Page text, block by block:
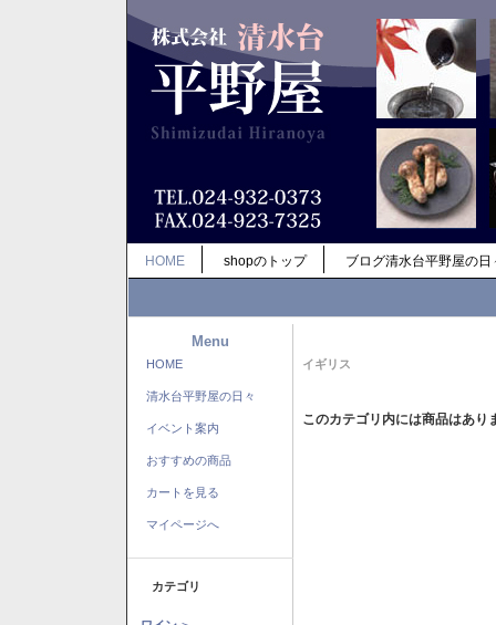
HOME shopのトップ ブログ清水台平野屋の日
Menu
HOME
清水台平野屋の日々
イベント案内
おすすめの商品
カートを見る
マイページへ
カテゴリ
イギリス
このカテゴリ内には商品はあり